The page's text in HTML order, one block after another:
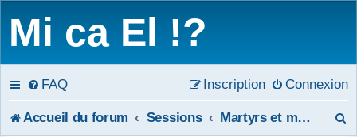
Mi ca El !?
FAQ Connexion
Inscription
Accueil du forum Sessions Martyrs et martyres